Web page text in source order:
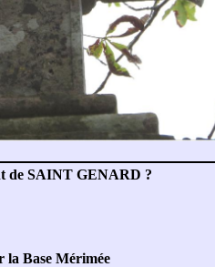
de SAINT GENARD ?
la Base Mérimée